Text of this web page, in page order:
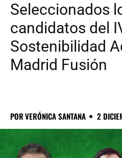
Seleccionados
candidatos del
Sostenibilidad
Madrid Fusión
PORVERÓNICA SANTANA 2